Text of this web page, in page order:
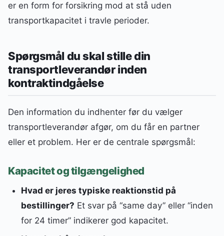
er en form for forsikring mod at stå uden
transportkapacitet i travle perioder.
Spørgsmål du skal stille din
transportleverandør inden
kontraktindgåelse
Den information du indhenter før du vælger
transportleverandør afgør, om du får en partner
eller et problem. Her er de centrale spørgsmål:
Kapacitet og tilgængelighed
Hvad er jeres typiske reaktionstid på
bestillinger? Et svar på “same day” eller “inden
for 24 timer” indikerer god kapacitet.